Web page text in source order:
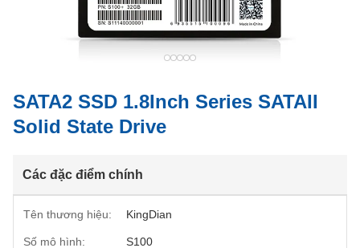
SATA2 SSD 1.8Inch Series SATAII
Solid State Drive
Các đặc điểm chính
Tên thương hiệu: KingDian
Số mô hình: S100